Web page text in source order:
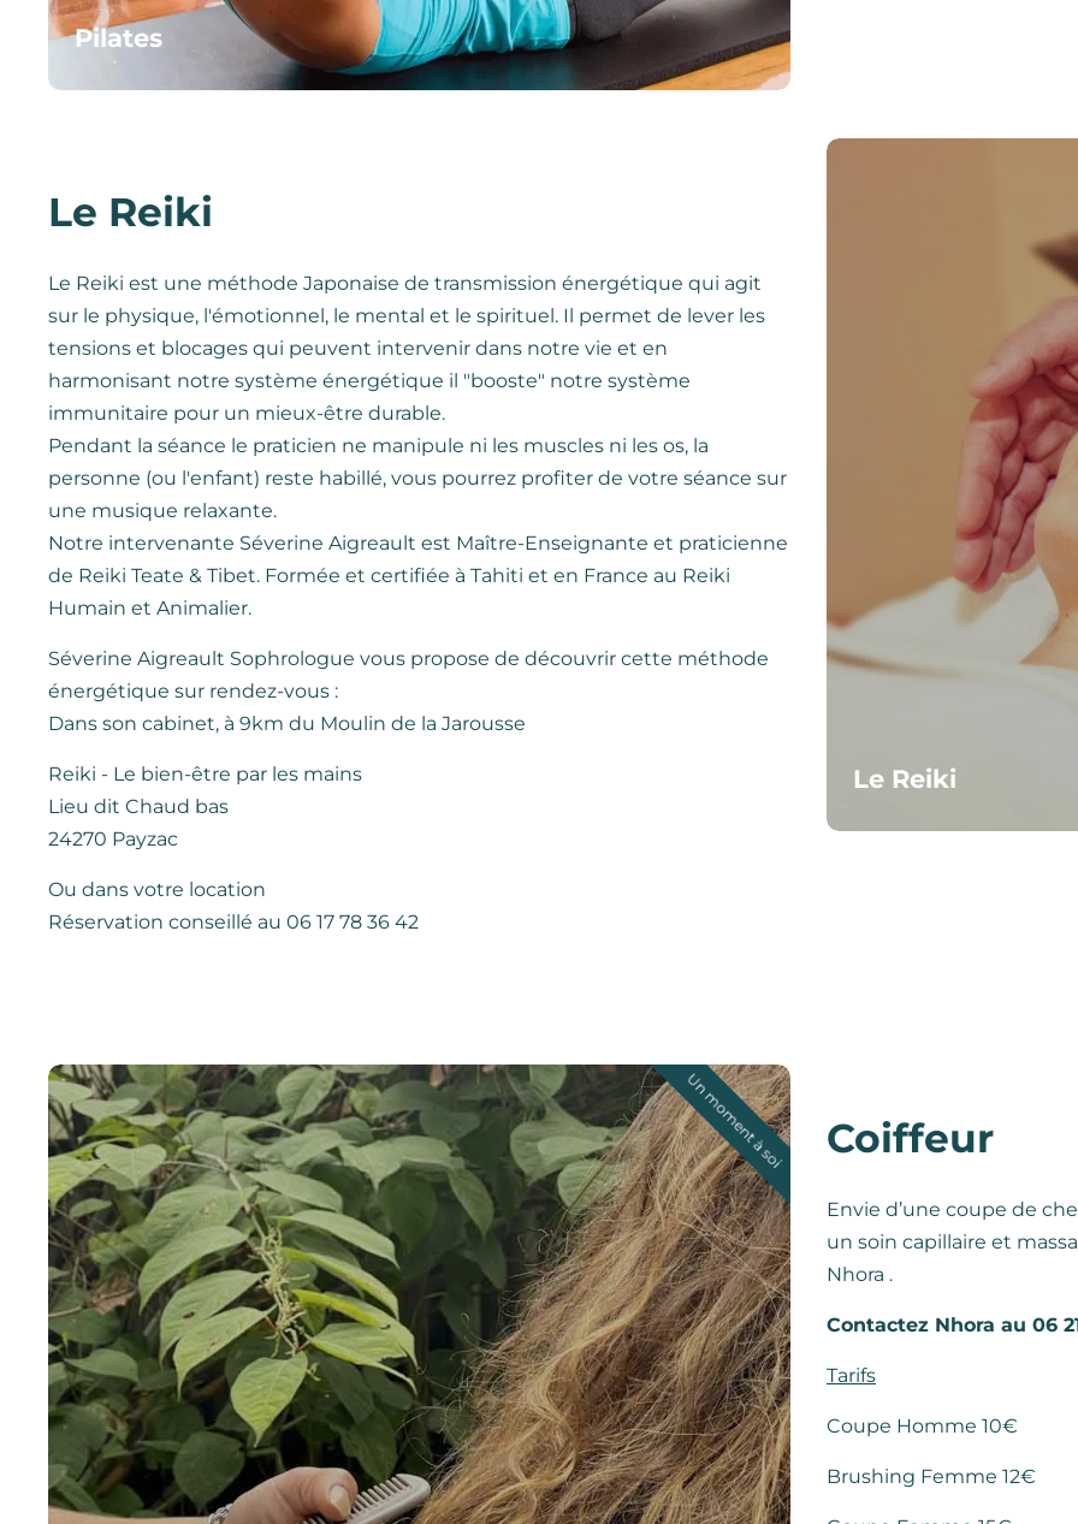
Pilates
Le Reiki
Le Reiki est une méthode Japonaise de transmission énergétique qui agit
sur le physique, l'émotionnel, le mental et le spirituel. Il permet de lever les
tensions et blocages qui peuvent intervenir dans notre vie et en
harmonisant notre système énergétique il "booste" notre système
immunitaire pour un mieux-être durable.
Pendant la séance le praticien ne manipule ni les muscles ni les os, la
personne (ou l'enfant) reste habillé, vous pourrez profiter de votre séance sur
une musique relaxante.
Notre intervenante Séverine Aigreault est Maître-Enseignante et praticienne
de Reiki Teate & Tibet. Formée et certifiée à Tahiti et en France au Reiki
Humain et Animalier.
Séverine Aigreault Sophrologue vous propose de découvrir cette méthode
énergétique sur rendez-vous :
Dans son cabinet, à 9km du Moulin de la Jarousse
Reiki - Le bien-être par les mains
Lieu dit Chaud bas
24270 Payzac
Ou dans votre location
Réservation conseillé au 06 17 78 36 42
Le Reiki
Un moment à soi Coiffeur
Envie d’une coupe de
un soin capillaire et
Nhora .
Contactez Nhora au 06
Tarifs
Coupe Homme 10€
Brushing Femme 12€